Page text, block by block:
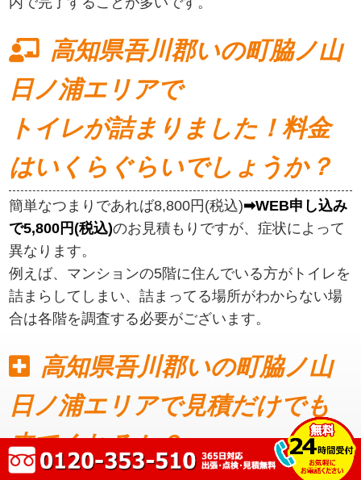
高知県吾川郡いの町脇ノ山
日ノ浦エリアで
トイレが詰まりました！料金
はいくらぐらいでしょうか？
簡単なつまりであれば8,800円(税込)➡WEB申し込み
で5,800円(税込)のお見積もりですが、症状によって
異なります。
例えば、マンションの5階に住んでいる方がトイレを
詰まらしてしまい、詰まってる場所がわからない場
合は各階を調査する必要がございます。
高知県吾川郡いの町脇ノ山
日ノ浦エリアで見積だけでも
来てくれるか？